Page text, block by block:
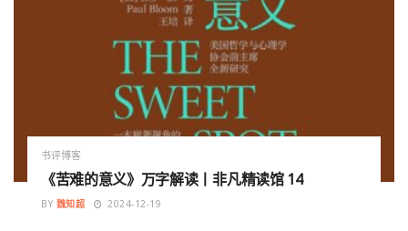
书评博客
《苦难的意义》万字解读丨非凡精读馆 14
BY 魏知超 2024-12-19